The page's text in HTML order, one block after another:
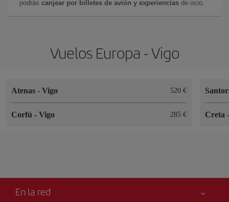
podrás canjear por billetes de avión y experiencias de ocio.
Vuelos Europa - Vigo
Atenas - Vigo 520 €
Corfú - Vigo 285 € Creta
En la red